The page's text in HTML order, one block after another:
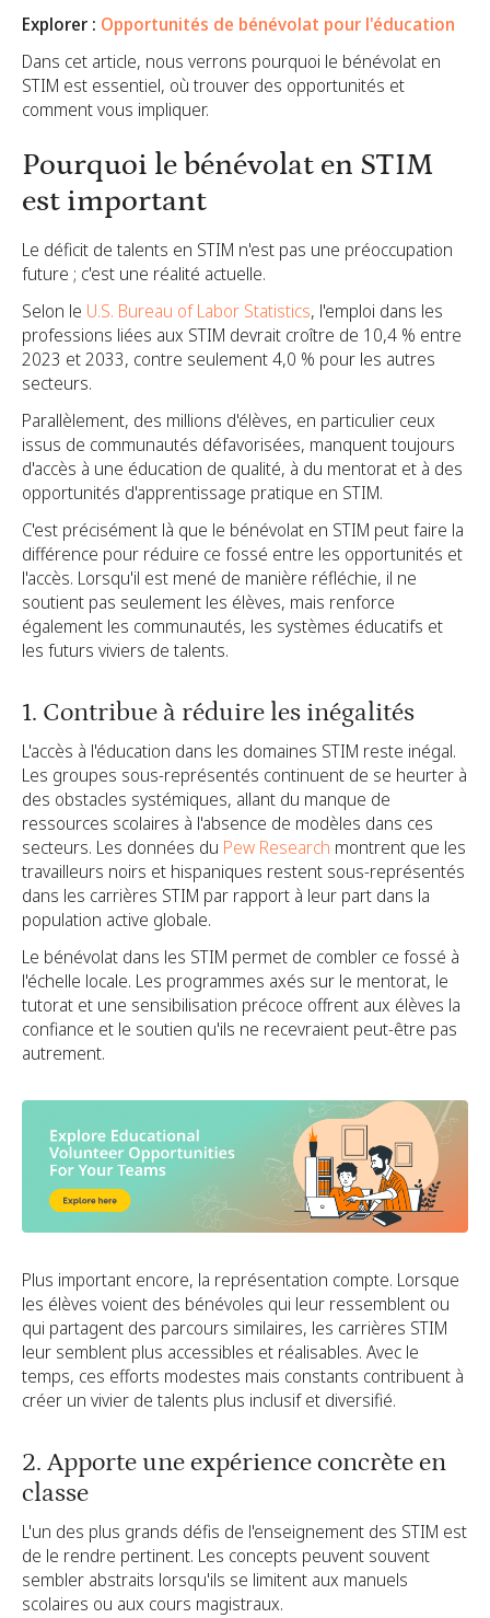
Explorer : Opportunités de bénévolat pour l'éducation
Dans cet article, nous verrons pourquoi le bénévolat en
STIM est essentiel, où trouver des opportunités et
comment vous impliquer.
Pourquoi le bénévolat en STIM
est important
Le déficit de talents en STIM n'est pas une préoccupation
future ; c'est une réalité actuelle.
Selon le U.S. Bureau of Labor Statistics, l'emploi dans les
professions liées aux STIM devrait croître de 10,4 % entre
2023 et 2033, contre seulement 4,0 % pour les autres
secteurs.
Parallèlement, des millions d'élèves, en particulier ceux
issus de communautés défavorisées, manquent toujours
d'accès à une éducation de qualité, à du mentorat et à des
opportunités d'apprentissage pratique en STIM.
C'est précisément là que le bénévolat en STIM peut faire la
différence pour réduire ce fossé entre les opportunités et
l'accès. Lorsqu'il est mené de manière réfléchie, il ne
soutient pas seulement les élèves, mais renforce
également les communautés, les systèmes éducatifs et
les futurs viviers de talents.
1. Contribue à réduire les inégalités
L'accès à l'éducation dans les domaines STIM reste inégal.
Les groupes sous-représentés continuent de se heurter à
des obstacles systémiques, allant du manque de
ressources scolaires à l'absence de modèles dans ces
secteurs. Les données du Pew Research montrent que les
travailleurs noirs et hispaniques restent sous-représentés
dans les carrières STIM par rapport à leur part dans la
population active globale.
Le bénévolat dans les STIM permet de combler ce fossé à
l'échelle locale. Les programmes axés sur le mentorat, le
tutorat et une sensibilisation précoce offrent aux élèves la
confiance et le soutien qu'ils ne recevraient peut-être pas
autrement.
Plus important encore, la représentation compte. Lorsque
les élèves voient des bénévoles qui leur ressemblent ou
qui partagent des parcours similaires, les carrières STIM
leur semblent plus accessibles et réalisables. Avec le
temps, ces efforts modestes mais constants contribuent à
créer un vivier de talents plus inclusif et diversifié.
2. Apporte une expérience concrète en
classe
L'un des plus grands défis de l'enseignement des STIM est
de le rendre pertinent. Les concepts peuvent souvent
sembler abstraits lorsqu'ils se limitent aux manuels
scolaires ou aux cours magistraux.